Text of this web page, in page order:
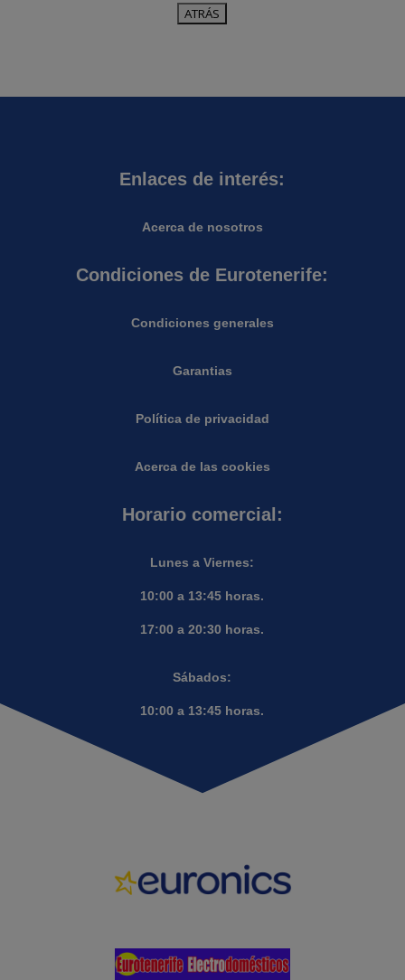
Enlaces de interés:
Acerca de nosotros
Condiciones de Eurotenerife:
Condiciones generales
Garantias
Política de privacidad
Acerca de las cookies
Horario comercial:
Lunes a Viernes:
10:00 a 13:45 horas.
17:00 a 20:30 horas.
Sábados:
10:00 a 13:45 horas.